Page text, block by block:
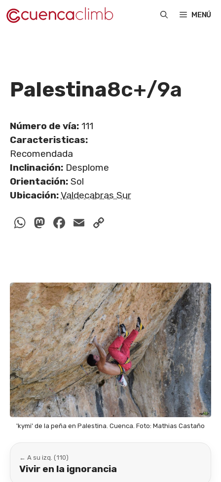
Saltar
al
MENÚ
Palestina8c+/9a
Número de vía: 111
Caracteristicas:
Recomendada
Inclinación: Desplome
Orientación: Sol
Ubicación:Valdecabras Sur
WhatsApp
Mastodon
Facebook
Email
'kymi' de la peña en Palestina. Cuenca. Foto: Mathias Castaño
← A su izq. (110)
Vivir en la ignorancia